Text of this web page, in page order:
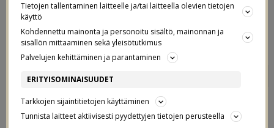
VOIMAA JA
VASTUSTUSKYKYÄ HERKÄLLE
IHOLLE
Tietojen tallentaminen laitteelle ja/tai laitteella olevien tietojen
käyttö
Kohdennettu mainonta ja personoitu sisältö, mainonnan ja
sisällön mittaaminen sekä yleisötutkimus
Palvelujen kehittäminen ja parantaminen
ERITYISOMINAISUUDET
Tarkkojen sijaintitietojen käyttäminen
Tunnista laitteet aktiivisesti pyydettyjen tietojen perusteella